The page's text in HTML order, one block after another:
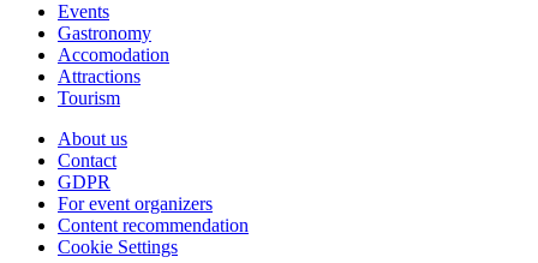
PLATAN Pension
Pečená divina s hríbovou omáčkou
Csente Čárda (Csente Tavern)
Events
Gastronomy
Accomodation
Attractions
Tourism
About us
Contact
GDPR
For event organizers
Content recommendation
Cookie Settings